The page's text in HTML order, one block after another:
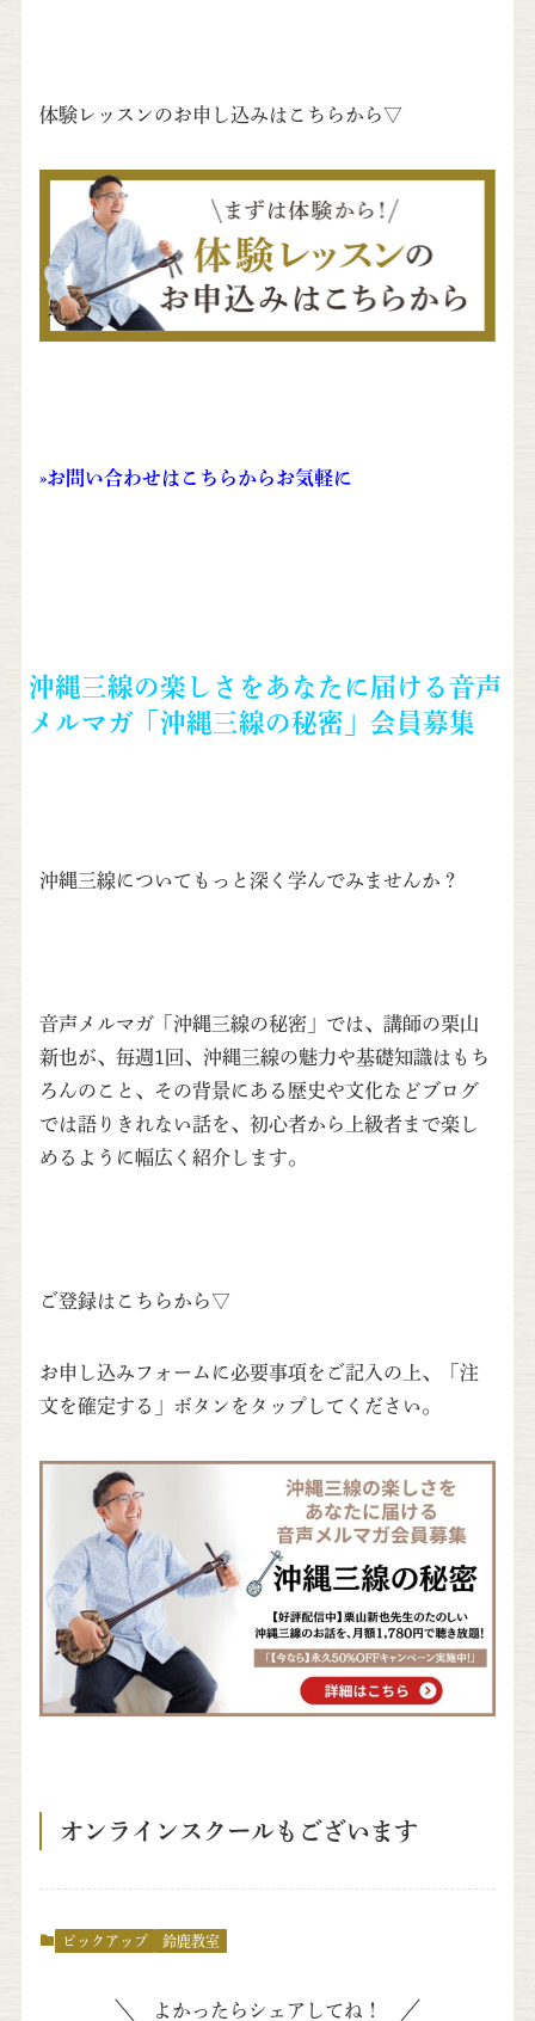
体験レッスンのお申し込みはこちらから▽
»お問い合わせはこちらからお気軽に
沖縄三線の楽しさをあなたに届ける音声
メルマガ「沖縄三線の秘密」会員募集
沖縄三線についてもっと深く学んでみませんか？
音声メルマガ「沖縄三線の秘密」では、講師の栗山
新也が、毎週1回、沖縄三線の魅力や基礎知識はもち
ろんのこと、その背景にある歴史や文化などブログ
では語りきれない話を、初心者から上級者まで楽し
めるように幅広く紹介します。
ご登録はこちらから▽
お申し込みフォームに必要事項をご記入の上、「注
文を確定する」ボタンをタップしてください。
オンラインスクールもございます
ピックアップ 鈴鹿教室
よかったらシェアしてね！